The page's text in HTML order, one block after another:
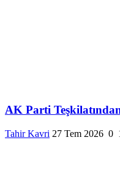
AK Parti
Tahir Kavri 27 Tem 2026 0